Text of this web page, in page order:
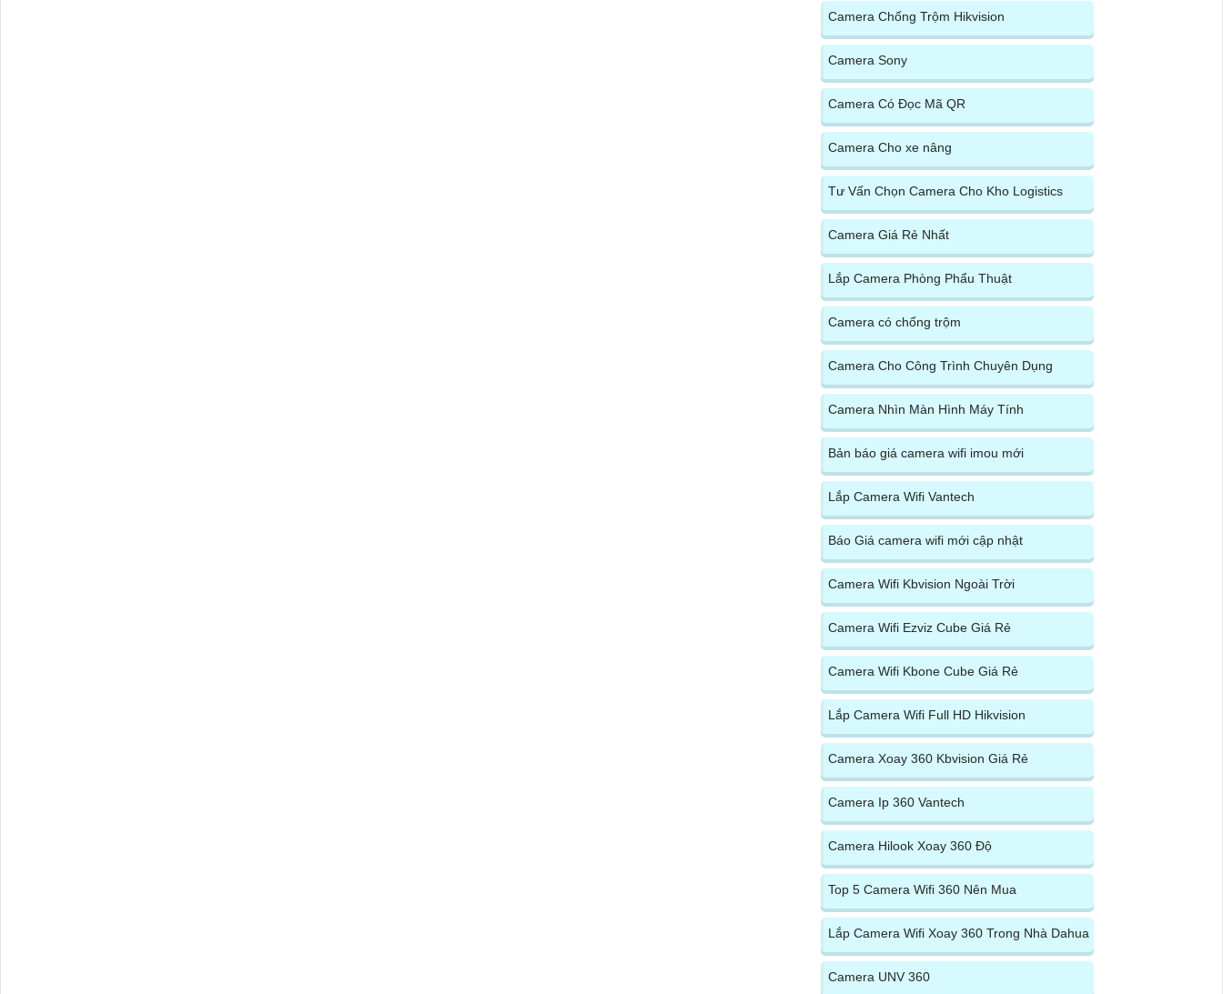
Camera Chống Trộm Hikvision
Camera Sony
Camera Có Đọc Mã QR
Camera Cho xe nâng
Tư Vấn Chọn Camera Cho Kho Logistics
Camera Giá Rẻ Nhất
Lắp Camera Phòng Phẩu Thuật
Camera có chống trộm
Camera Cho Công Trình Chuyên Dụng
Camera Nhìn Màn Hình Máy Tính
Bản báo giá camera wifi imou mới
Lắp Camera Wifi Vantech
Báo Giá camera wifi mới cập nhật
Camera Wifi Kbvision Ngoài Trời
Camera Wifi Ezviz Cube Giá Rẻ
Camera Wifi Kbone Cube Giá Rẻ
Lắp Camera Wifi Full HD Hikvision
Camera Xoay 360 Kbvision Giá Rẻ
Camera Ip 360 Vantech
Camera Hilook Xoay 360 Độ
Top 5 Camera Wifi 360 Nên Mua
Lắp Camera Wifi Xoay 360 Trong Nhà Dahua
Camera UNV 360